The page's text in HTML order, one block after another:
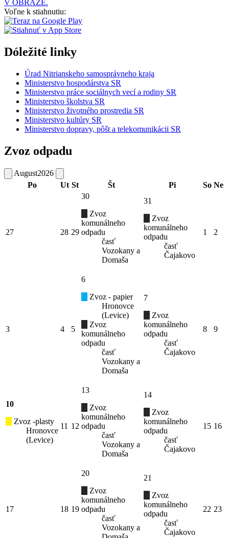
V OBRAZE.
Voľne k stiahnutiu:
Dóležité linky
Úrad Nitrianskeho samosprávneho kraja
Ministerstvo hospodárstva SR
Ministerstvo práce sociálnych vecí a rodiny SR
Ministerstvo školstva SR
Ministerstvo životného prostredia SR
Ministerstvo kultúry SR
Ministerstvo dopravy, pôšt a telekomunikácii SR
Zvoz odpadu
August2026
Po
Ut St Št Pi So Ne
27 28 29
30
Zvoz
komunálneho
odpadu
časť
Vozokany a
Domaša
31
Zvoz
komunálneho
odpadu
časť
Čajakovo
1 2
3 4 5
6
Zvoz - papier
Hronovce
(Levice)
Zvoz
komunálneho
odpadu
časť
Vozokany a
Domaša
7
Zvoz
komunálneho
odpadu
časť
Čajakovo
8 9
10
Zvoz -plasty
Hronovce
(Levice)
11 12
13
Zvoz
komunálneho
odpadu
časť
Vozokany a
Domaša
14
Zvoz
komunálneho
odpadu
časť
Čajakovo
15 16
17 18 19
20
Zvoz
komunálneho
odpadu
časť
Vozokany a
21
Zvoz
komunálneho
odpadu
časť
Čajakovo
22 23